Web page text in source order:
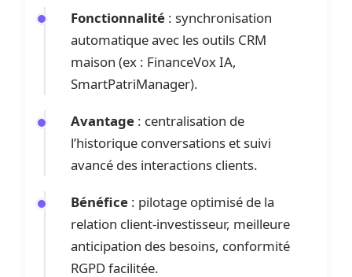
Fonctionnalité : synchronisation
automatique avec les outils CRM
maison (ex : FinanceVox IA,
SmartPatriManager).
Avantage : centralisation de
l’historique conversations et suivi
avancé des interactions clients.
Bénéfice : pilotage optimisé de la
relation client-investisseur, meilleure
anticipation des besoins, conformité
RGPD facilitée.